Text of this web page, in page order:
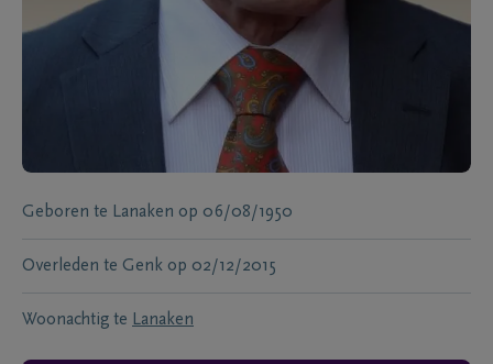
Geboren te Lanaken op 06/08/1950
Overleden te Genk op 02/12/2015
Woonachtig te Lanaken